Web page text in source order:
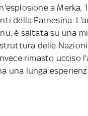
a Merka,
della Farnesina.
è saltata su una
delle
rimasto
una lunga